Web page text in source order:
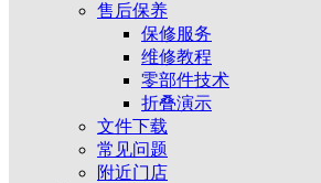
售后保养
保修服务
维修教程
零部件技术
折叠演示
文件下载
常见问题
附近门店